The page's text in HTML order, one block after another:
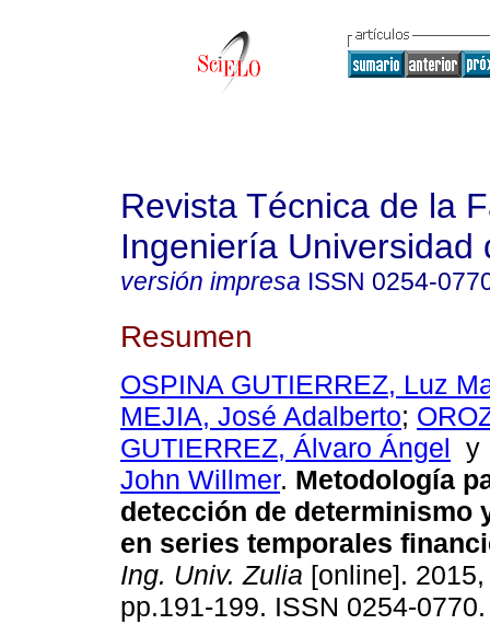
Revista Técnica de la
Ingeniería Universidad
versión impresa ISSN 0254-
Resumen
OSPINA GUTIERREZ, Luz
MEJIA, José Adalberto;
GUTIERREZ, Álvaro Ángel
John Willmer. Metodología
detección de determinismo
en series temporales
Ing. Univ. Zulia [online].
pp.191-199. ISSN 0254-0770.